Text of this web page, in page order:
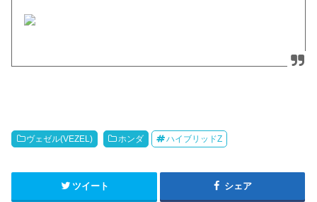
ヴェゼル(VEZEL) ホンダ ハイブリッドZ
ツイート シェア